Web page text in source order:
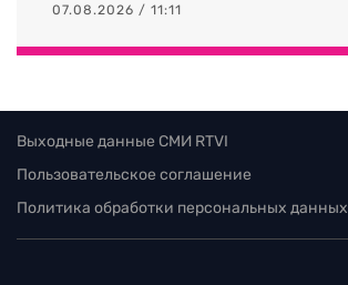
07.08.2026 / 11:11
Выходные данные СМИ RTVI
Пользовательское соглашение
Политика обработки персональных данных